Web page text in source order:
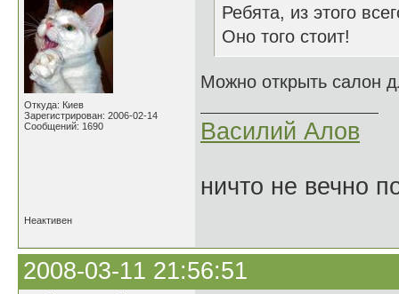
Откуда: Киев
Зарегистрирован: 2006-02-14
Сообщений: 1690
Ребята, из этого
Оно того стоит!
Можно открыть салон
Василий Алов
ничто не вечно
Неактивен
2008-03-11 21:56:51